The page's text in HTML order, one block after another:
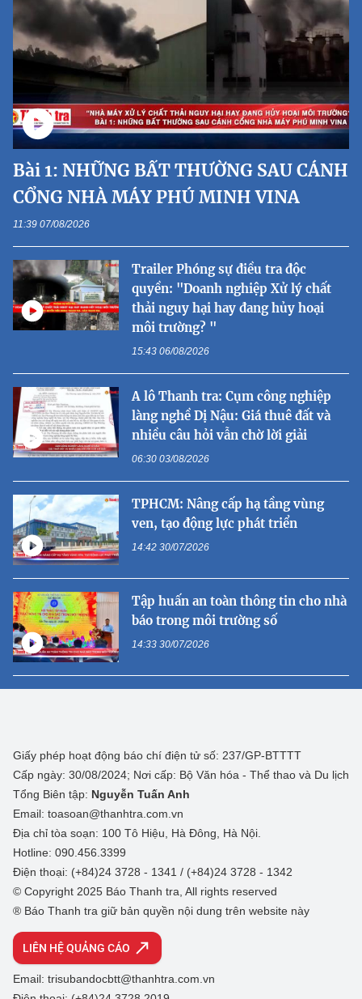
Bài 1: NHỮNG BẤT THƯỜNG SAU CÁNH
CỔNG NHÀ MÁY PHÚ MINH VINA
11:39 07/08/2026
Trailer Phóng sự điều tra độc
quyền: "Doanh nghiệp Xử lý chất
thải nguy hại hay đang hủy hoại
môi trường? "
15:43 06/08/2026
A lô Thanh tra: Cụm công nghiệp
làng nghề Dị Nậu: Giá thuê đất và
nhiều câu hỏi vẫn chờ lời giải
06:30 03/08/2026
TPHCM: Nâng cấp hạ tầng vùng
ven, tạo động lực phát triển
14:42 30/07/2026
Tập huấn an toàn thông tin cho nhà
báo trong môi trường số
14:33 30/07/2026
Giấy phép hoạt động báo chí điện tử số: 237/GP-BTTTT
Cấp ngày: 30/08/2024; Nơi cấp: Bộ Văn hóa - Thể thao và Du lịch
Tổng Biên tập: Nguyễn Tuấn Anh
Email: toasoan@thanhtra.com.vn
Địa chỉ tòa soạn: 100 Tô Hiệu, Hà Đông, Hà Nội.
Hotline: 090.456.3399
Điện thoại: (+84)24 3728 - 1341 / (+84)24 3728 - 1342
© Copyright 2025 Báo Thanh tra, All rights reserved
® Báo Thanh tra giữ bản quyền nội dung trên website này
LIÊN HỆ QUẢNG CÁO
Email: trisubandocbtt@thanhtra.com.vn